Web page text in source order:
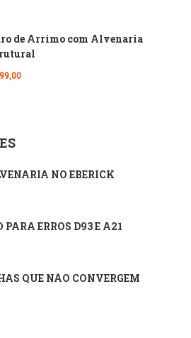
de Arrimo com Alvenaria
NO EBERICK
ERROS D93 E A21
QUE NÃO CONVERGEM